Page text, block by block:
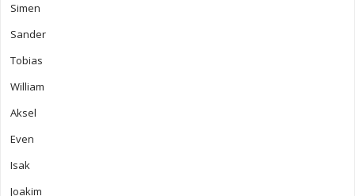
Simen
Sander
Tobias
William
Aksel
Even
Isak
Joakim